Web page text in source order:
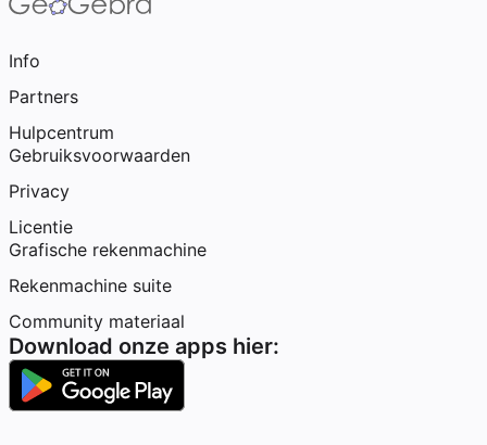
Info
Partners
Hulpcentrum
Gebruiksvoorwaarden
Privacy
Licentie
Grafische rekenmachine
Rekenmachine suite
Community materiaal
Download onze apps hier: